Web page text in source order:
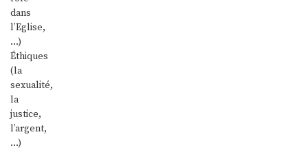
dans
l’Eglise,
…)
Éthiques
(la
sexualité,
la
justice,
l’argent,
…)